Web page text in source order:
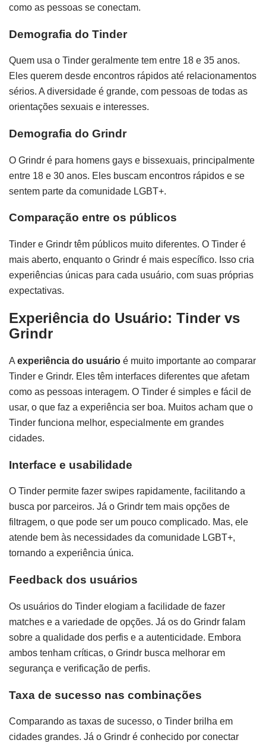
como as pessoas se conectam.
Demografia do Tinder
Quem usa o Tinder geralmente tem entre 18 e 35 anos.
Eles querem desde encontros rápidos até relacionamentos
sérios. A diversidade é grande, com pessoas de todas as
orientações sexuais e interesses.
Demografia do Grindr
O Grindr é para homens gays e bissexuais, principalmente
entre 18 e 30 anos. Eles buscam encontros rápidos e se
sentem parte da comunidade LGBT+.
Comparação entre os públicos
Tinder e Grindr têm públicos muito diferentes. O Tinder é
mais aberto, enquanto o Grindr é mais específico. Isso cria
experiências únicas para cada usuário, com suas próprias
expectativas.
Experiência do Usuário: Tinder vs
Grindr
A experiência do usuário é muito importante ao comparar
Tinder e Grindr. Eles têm interfaces diferentes que afetam
como as pessoas interagem. O Tinder é simples e fácil de
usar, o que faz a experiência ser boa. Muitos acham que o
Tinder funciona melhor, especialmente em grandes
cidades.
Interface e usabilidade
O Tinder permite fazer swipes rapidamente, facilitando a
busca por parceiros. Já o Grindr tem mais opções de
filtragem, o que pode ser um pouco complicado. Mas, ele
atende bem às necessidades da comunidade LGBT+,
tornando a experiência única.
Feedback dos usuários
Os usuários do Tinder elogiam a facilidade de fazer
matches e a variedade de opções. Já os do Grindr falam
sobre a qualidade dos perfis e a autenticidade. Embora
ambos tenham críticas, o Grindr busca melhorar em
segurança e verificação de perfis.
Taxa de sucesso nas combinações
Comparando as taxas de sucesso, o Tinder brilha em
cidades grandes. Já o Grindr é conhecido por conectar